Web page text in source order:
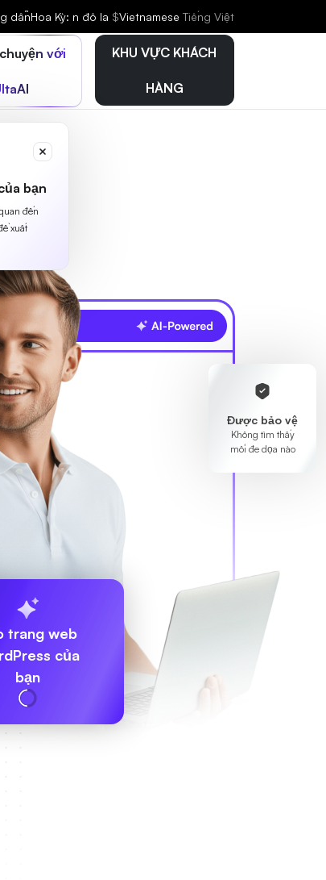
dẫnHoa Kỳ: n đô la $Vietnamese Tiếng Việt
với
bạn
đến
xuất
KHU VỰC KHÁCH
HÀNG
Được bảo vệ
Không tìm thấy
mối đe dọa nào
trang web
của
bạn